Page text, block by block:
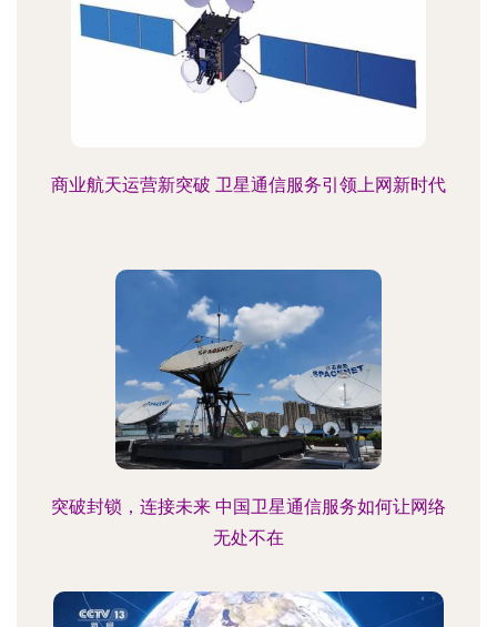
商业航天运营新突破 卫星通信服务引领上网新时代
突破封锁，连接未来 中国卫星通信服务如何让网络
无处不在